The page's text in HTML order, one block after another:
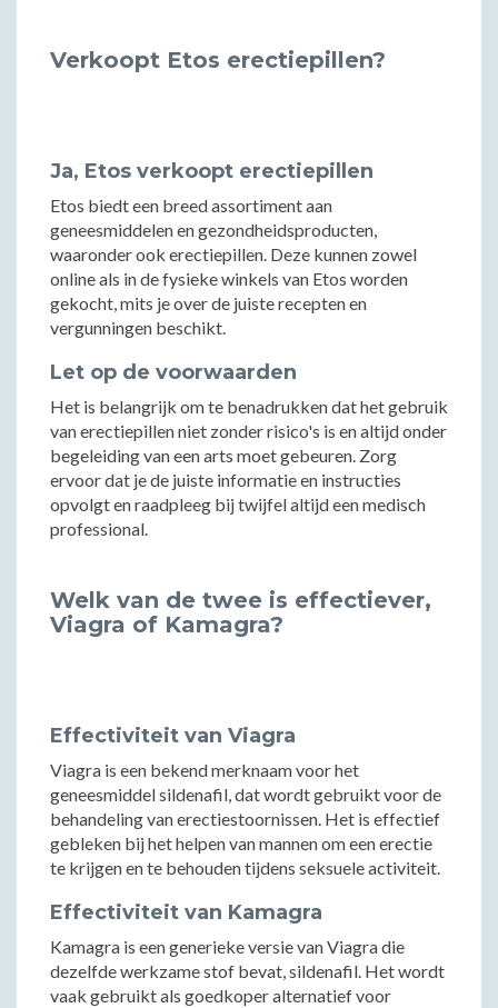
Verkoopt Etos erectiepillen?
Ja, Etos verkoopt erectiepillen
Etos biedt een breed assortiment aan
geneesmiddelen en gezondheidsproducten,
waaronder ook erectiepillen. Deze kunnen zowel
online als in de fysieke winkels van Etos worden
gekocht, mits je over de juiste recepten en
vergunningen beschikt.
Let op de voorwaarden
Het is belangrijk om te benadrukken dat het gebruik
van erectiepillen niet zonder risico's is en altijd onder
begeleiding van een arts moet gebeuren. Zorg
ervoor dat je de juiste informatie en instructies
opvolgt en raadpleeg bij twijfel altijd een medisch
professional.
Welk van de twee is effectiever,
Viagra of Kamagra?
Effectiviteit van Viagra
Viagra is een bekend merknaam voor het
geneesmiddel sildenafil, dat wordt gebruikt voor de
behandeling van erectiestoornissen. Het is effectief
gebleken bij het helpen van mannen om een erectie
te krijgen en te behouden tijdens seksuele activiteit.
Effectiviteit van Kamagra
Kamagra is een generieke versie van Viagra die
dezelfde werkzame stof bevat, sildenafil. Het wordt
vaak gebruikt als goedkoper alternatief voor